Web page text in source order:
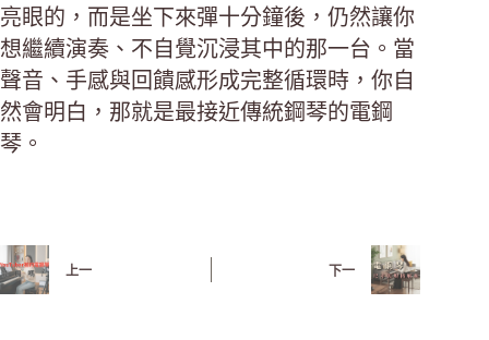
亮眼的，而是坐下來彈十分鐘後，仍然讓你
想繼續演奏、不自覺沉浸其中的那一台。當
聲音、手感與回饋感形成完整循環時，你自
然會明白，那就是最接近傳統鋼琴的電鋼
琴。
上一 下一